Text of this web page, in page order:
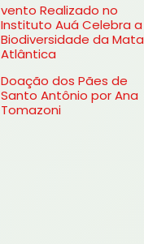
:
vento Realizado no
Instituto Auá Celebra a
Biodiversidade da Mata
Atlântica
Doação dos Pães de
Santo Antônio por Ana
Tomazoni